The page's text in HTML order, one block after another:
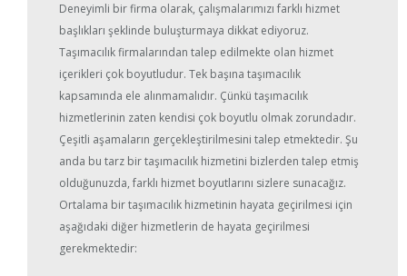
Deneyimli bir firma olarak, çalışmalarımızı farklı hizmet
başlıkları şeklinde buluşturmaya dikkat ediyoruz.
Taşımacılık firmalarından talep edilmekte olan hizmet
içerikleri çok boyutludur. Tek başına taşımacılık
kapsamında ele alınmamalıdır. Çünkü taşımacılık
hizmetlerinin zaten kendisi çok boyutlu olmak zorundadır.
Çeşitli aşamaların gerçekleştirilmesini talep etmektedir. Şu
anda bu tarz bir taşımacılık hizmetini bizlerden talep etmiş
olduğunuzda, farklı hizmet boyutlarını sizlere sunacağız.
Ortalama bir taşımacılık hizmetinin hayata geçirilmesi için
aşağıdaki diğer hizmetlerin de hayata geçirilmesi
gerekmektedir: